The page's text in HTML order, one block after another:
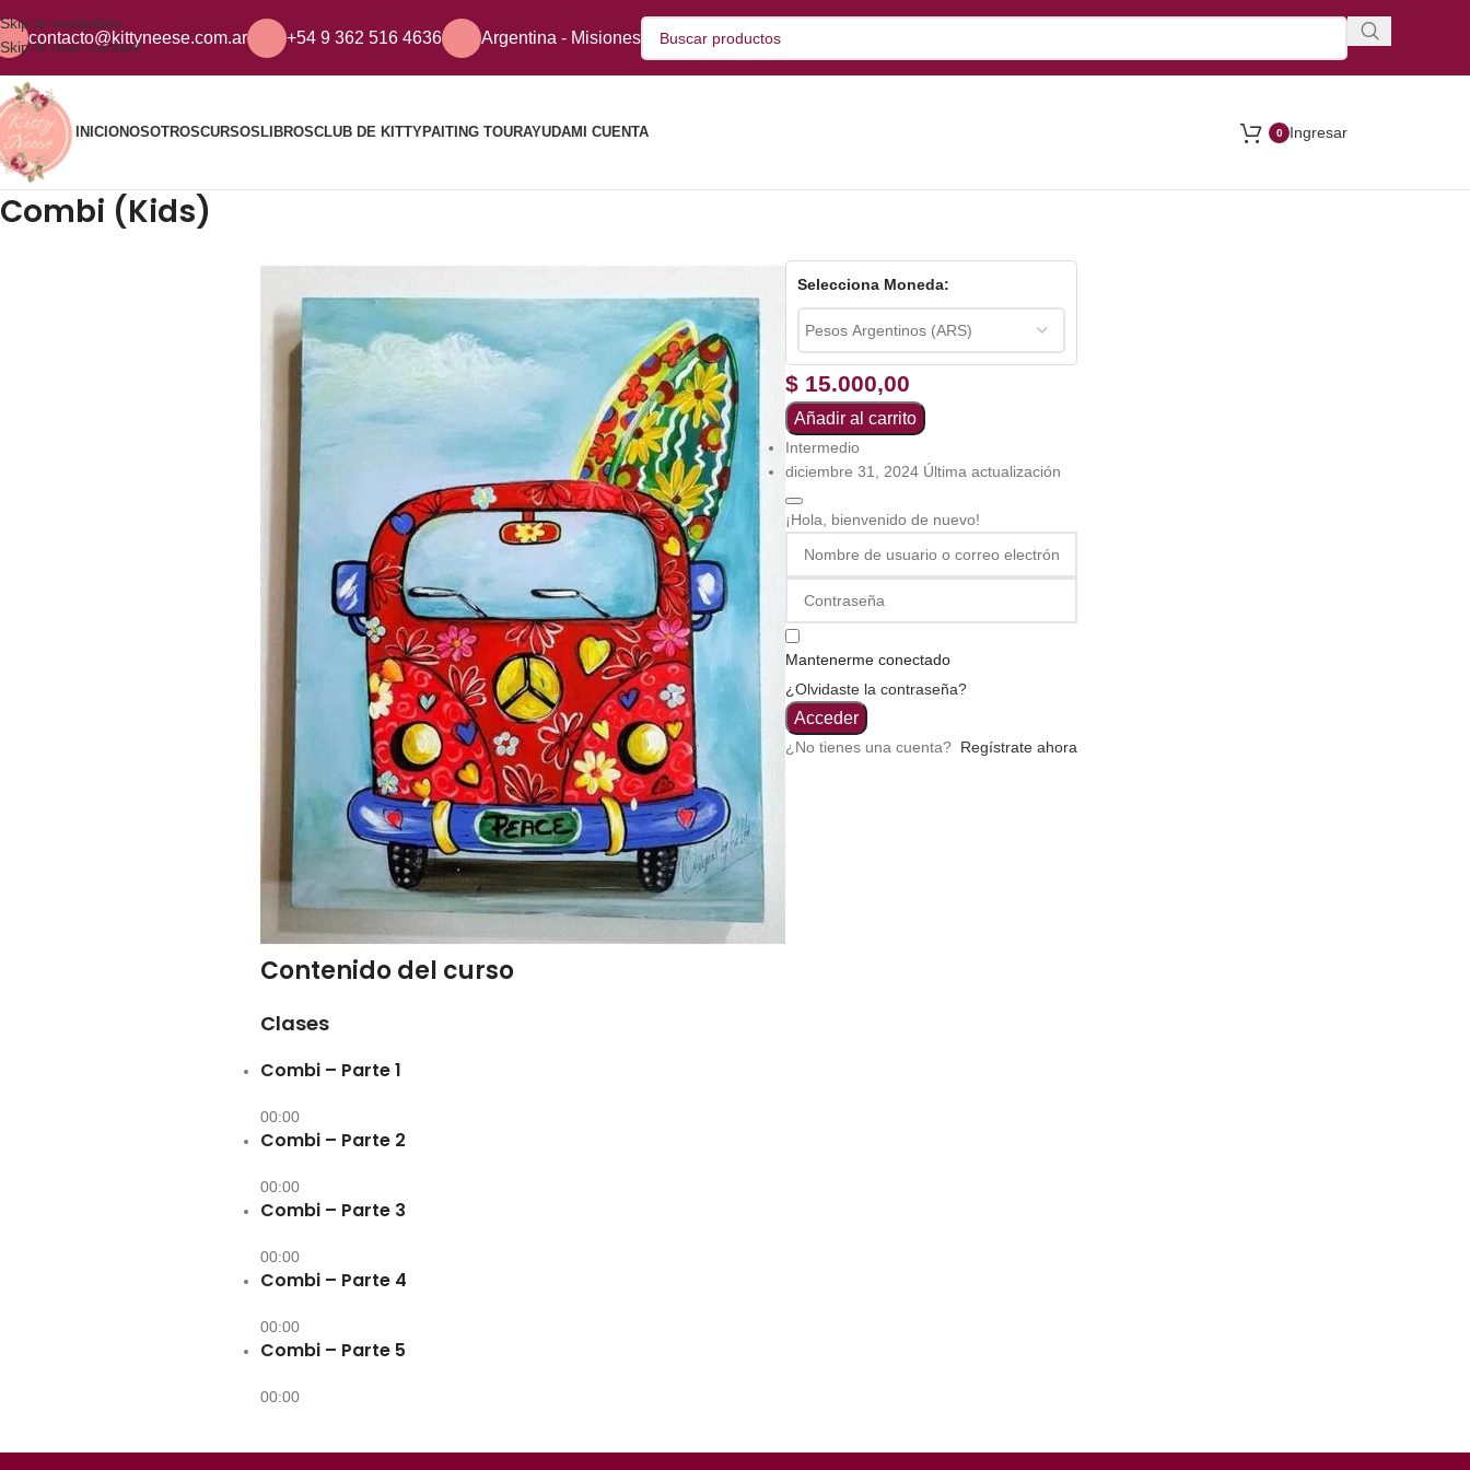
Skip to navigation
Skip to main content
contacto@kittyneese.com.ar +54 9 362 516 4636 Argentina - Misiones
INICIONOSOTROSCURSOS LIBROSCLUB DE KITTYPAITING TOURAYUDAMI CUENTA 0 Ingresar
Combi (Kids)
Contenido del curso
Clases
Combi – Parte 1
00:00
Combi – Parte 2
00:00
Combi – Parte 3
00:00
Combi – Parte 4
00:00
Combi – Parte 5
00:00
Selecciona Moneda:
$15.000,00
Añadir al carrito
Intermedio
diciembre 31, 2024 Última actualización
¡Hola, bienvenido de nuevo!
Mantenerme conectado
¿Olvidaste la contraseña?
Acceder
¿No tienes una cuenta? Regístrate ahora